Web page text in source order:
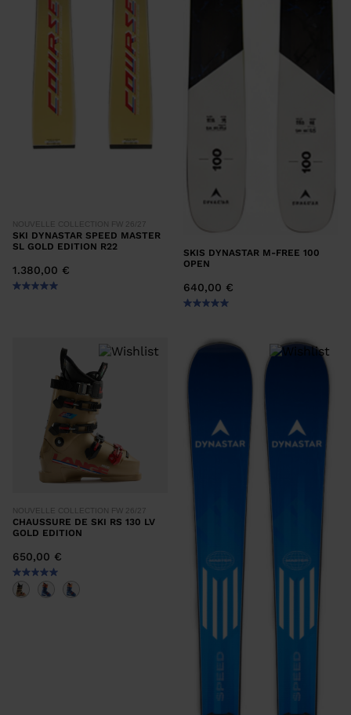
NOUVELLE COLLECTION FW 26/27
SKI DYNASTAR SPEED MASTER
SL GOLD EDITION R22
1.380,00 €
SKIS DYNASTAR M-FREE 100
OPEN
640,00 €
NOUVELLE COLLECTION FW 26/27
CHAUSSURE DE SKI RS 130 LV
GOLD EDITION
650,00 €